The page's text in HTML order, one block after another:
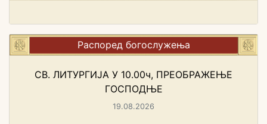
Распоред богослужења
СВ. ЛИТУРГИЈА У 10.00ч, ПРЕОБРАЖЕЊЕ
ГОСПОДЊЕ
19.08.2026